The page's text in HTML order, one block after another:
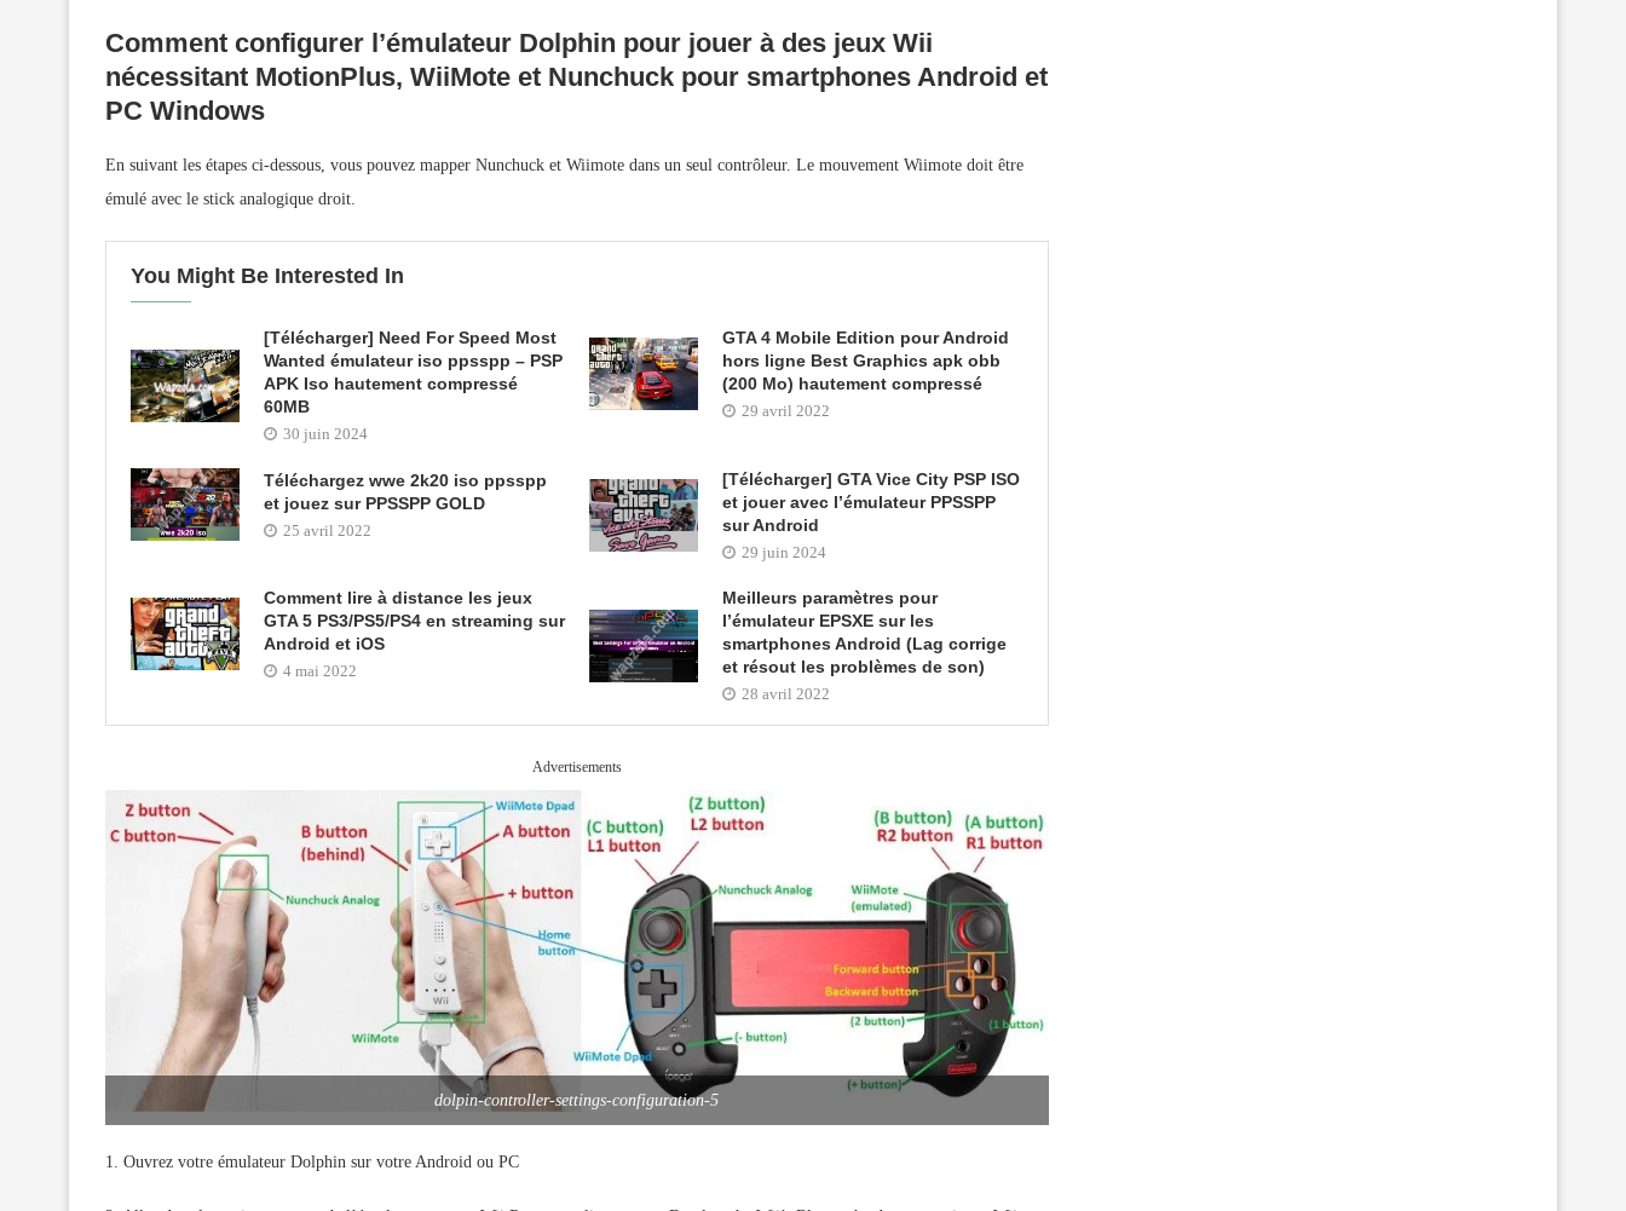
Comment configurer l’émulateur Dolphin pour jouer à des jeux Wii
nécessitant MotionPlus, WiiMote et Nunchuck pour smartphones Android et
PC Windows
En suivant les étapes ci-dessous, vous pouvez mapper Nunchuck et Wiimote dans un seul contrôleur. Le mouvement Wiimote doit être
émulé avec le stick analogique droit.
You Might Be Interested In
[Télécharger] Need For Speed Most
Wanted émulateur iso ppsspp – PSP
APK Iso hautement compressé
60MB
30 juin 2024
GTA 4 Mobile Edition pour Android
hors ligne Best Graphics apk obb
(200 Mo) hautement compressé
29 avril 2022
Téléchargez wwe 2k20 iso ppsspp
et jouez sur PPSSPP GOLD
25 avril 2022
[Télécharger] GTA Vice City PSP ISO
et jouer avec l’émulateur PPSSPP
sur Android
29 juin 2024
Comment lire à distance les jeux
GTA 5 PS3/PS5/PS4 en streaming sur
Android et iOS
4 mai 2022
Meilleurs paramètres pour
l’émulateur EPSXE sur les
smartphones Android (Lag corrige
et résout les problèmes de son)
28 avril 2022
Advertisements
dolpin-controller-settings-configuration-5
1. Ouvrez votre émulateur Dolphin sur votre Android ou PC